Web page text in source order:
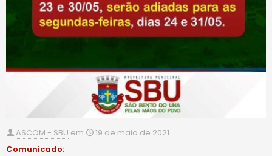
ASCOM - SBU em
19 de maio de 2021
Comunicado: